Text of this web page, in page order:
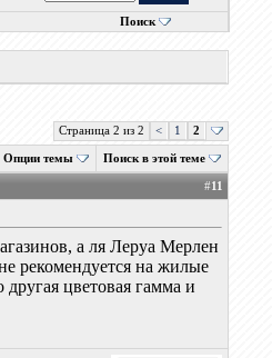
Поиск
Страница 2 из 2 < 1 2
Опции темы Поиск в этой теме
#11
а ля Леруа Мерлен
рекомендуется на жилые
цветовая гамма и